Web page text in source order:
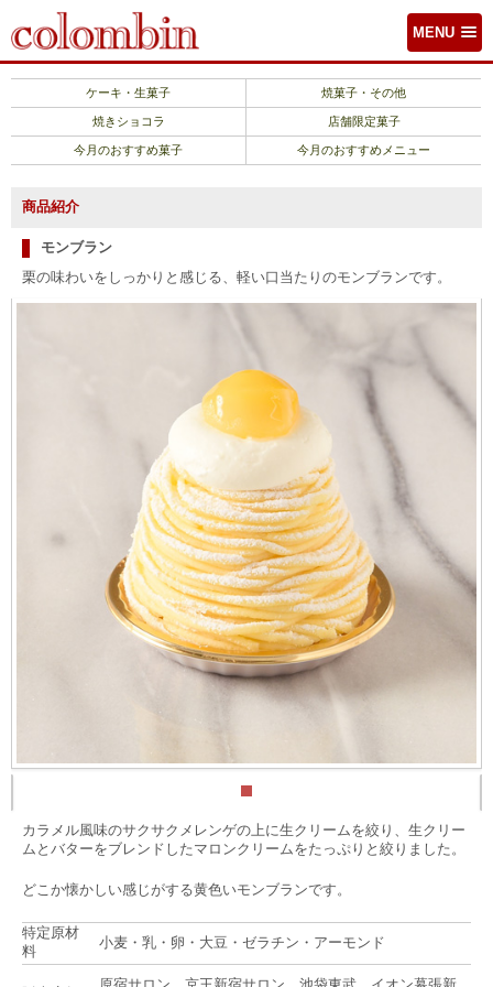
MENU
ケーキ・生菓子 焼菓子・その他
焼きショコラ 店舗限定菓子
今月のおすすめ菓子 今月のおすすめメニュー
商品紹介
モンブラン
栗の味わいをしっかりと感じる、軽い口当たりのモンブランです。
カラメル風味のサクサクメレンゲの上に生クリームを絞り、生クリー
ムとバターをブレンドしたマロンクリームをたっぷりと絞りました。
どこか懐かしい感じがする黄色いモンブランです。
特定原材
料
小麦・乳・卵・大豆・ゼラチン・アーモンド